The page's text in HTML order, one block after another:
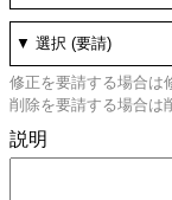
修正を要請する場合は
削除を要請する場合は
説明